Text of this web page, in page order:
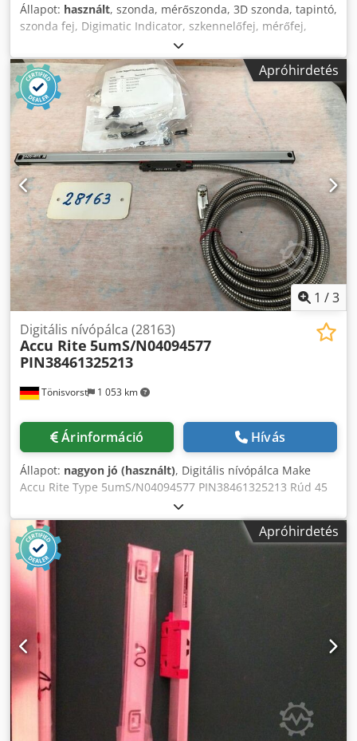
Állapot: használt, szonda, mérőszonda, 3D szonda, tapintó,
szonda fej, Digimatic Indicator, szkennelőfej, mérőfej,
mérőfej -Gyártó: Heidenhain, Digitális mérőszonda -Típus:
MT 60 Dsdpfx Abjuu U Upousck -Mérési hossz: 60 mm -
Méret: 285/135/H65 mm -méretű tok: 285/135/H65 mm -
Súly: 1,2 kg
Apróhirdetés
1 /3
Tönisvorst 1 053 km
Digitális nívópálca (28163)
Accu Rite 5umS/N04094577
PIN38461325213
Árinformáció Hívás
Állapot: nagyon jó (használt), Digitális nívópálca Make
Accu Rite Type 5umS/N04094577 PIN38461325213 Rúd 45
cm hosszú Mérési hossz 350 mm Súly 1 kg Dsdpfx Aog Ny
Npjbuock
Apróhirdetés